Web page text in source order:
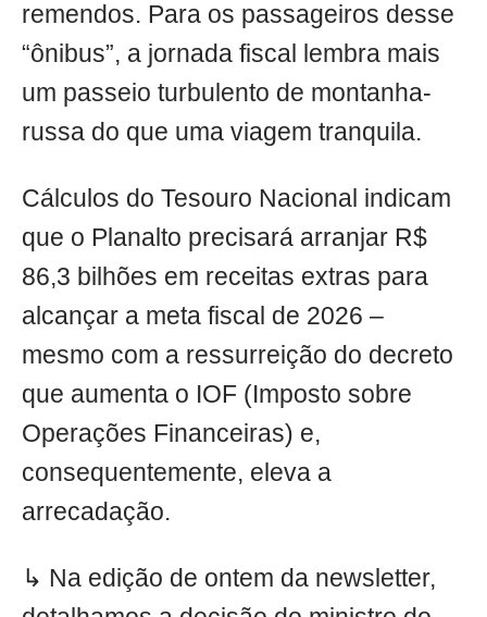
remendos. Para os passageiros desse
“ônibus”, a jornada fiscal lembra mais
um passeio turbulento de montanha-
russa do que uma viagem tranquila.
Cálculos do Tesouro Nacional indicam
que o Planalto precisará arranjar R$
86,3 bilhões em receitas extras para
alcançar a meta fiscal de 2026 –
mesmo com a ressurreição do decreto
que aumenta o IOF (Imposto sobre
Operações Financeiras) e,
consequentemente, eleva a
arrecadação.
↳ Na edição de ontem da newsletter,